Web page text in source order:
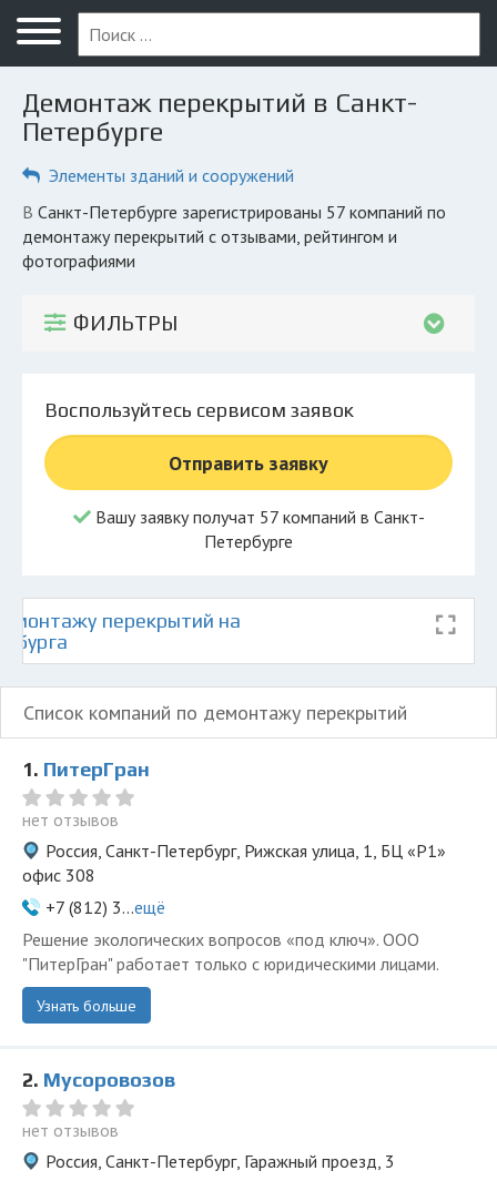
Меню
Главная
Вопрос юристу
Компании
КОМПАНИЯМ
© 2026 Все права защищены
Демонтаж перекрытий в Санкт-
Петербурге
Элементы зданий и сооружений
в Санкт-Петербурге зарегистрированы 57 компаний по
демонтажу перекрытий с отзывами, рейтингом и
фотографиями
ФИЛЬТРЫ
Воспользуйтесь сервисом заявок
Отправить заявку
Вашу заявку получат 57 компаний в Санкт-
Петербурге
перекрытий на
Список компаний по демонтажу перекрытий
1. ПитерГран
нет отзывов
Россия, Санкт-Петербург, Рижская улица, 1, БЦ «P1»
офис 308
+7 (812) 3...ещё
Решение экологических вопросов «под ключ». ООО
"ПитерГран" работает только с юридическими лицами.
Узнать больше
2. Мусоровозов
нет отзывов
Россия, Санкт-Петербург, Гаражный проезд, 3